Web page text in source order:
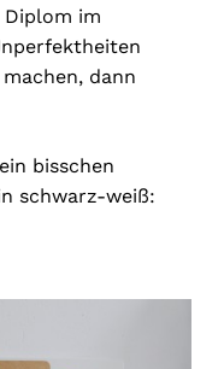
im
dann
bisschen
schwarz-weiß: